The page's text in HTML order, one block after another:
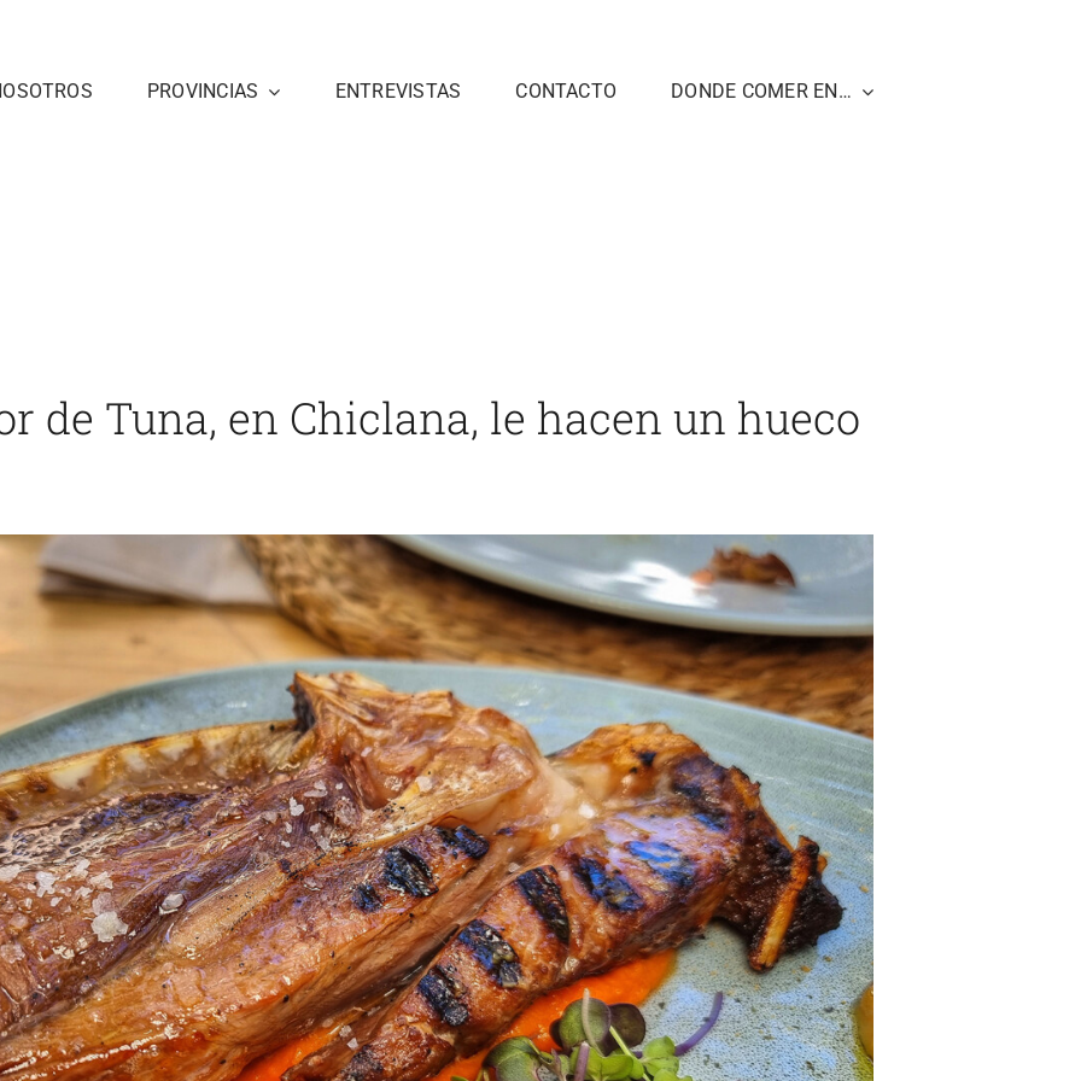
PROVINCIAS ENTREVISTAS CONTACTO DONDE COMER EN…
de Tuna, en Chiclana, le hacen un hueco